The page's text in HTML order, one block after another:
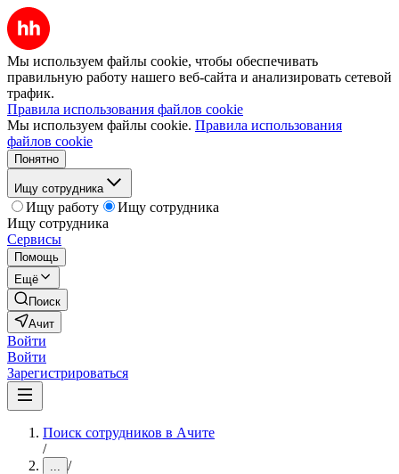
Мы используем файлы cookie, чтобы обеспечивать
правильную работу нашего веб-сайта и анализировать сетевой
трафик.
Правила использования файлов cookie
Мы используем файлы cookie. Правила использования
файлов cookie
Понятно
Ищу сотрудника
Ищу работу
Ищу сотрудника
Ищу сотрудника
Сервисы
Помощь
Ещё
Поиск
Ачит
Войти
Войти
Зарегистрироваться
Поиск сотрудников в Ачите
/
... /